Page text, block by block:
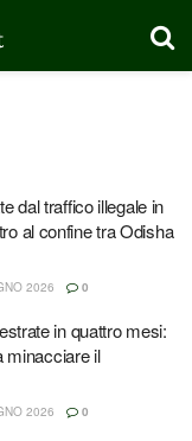
dal traffico illegale in
al confine tra Odisha
2026 0
in quattro mesi:
minacciare il
2026 0